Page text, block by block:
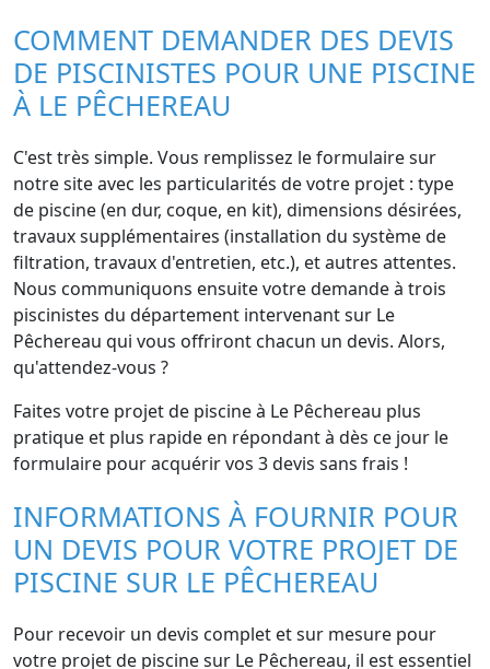
COMMENT DEMANDER DES DEVIS
DE PISCINISTES POUR UNE PISCINE
À LE PÊCHEREAU
C'est très simple. Vous remplissez le formulaire sur
notre site avec les particularités de votre projet : type
de piscine (en dur, coque, en kit), dimensions désirées,
travaux supplémentaires (installation du système de
filtration, travaux d'entretien, etc.), et autres attentes.
Nous communiquons ensuite votre demande à trois
piscinistes du département intervenant sur Le
Pêchereau qui vous offriront chacun un devis. Alors,
qu'attendez-vous ?
Faites votre projet de piscine à Le Pêchereau plus
pratique et plus rapide en répondant à dès ce jour le
formulaire pour acquérir vos 3 devis sans frais !
INFORMATIONS À FOURNIR POUR
UN DEVIS POUR VOTRE PROJET DE
PISCINE SUR LE PÊCHEREAU
Pour recevoir un devis complet et sur mesure pour
votre projet de piscine sur Le Pêchereau, il est essentiel